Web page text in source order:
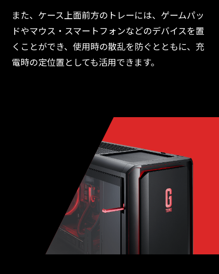
また、ケース上面前方のトレーには、ゲームパッ
ドやマウス・スマートフォンなどのデバイスを置
くことができ、使用時の散乱を防ぐとともに、充
電時の定位置としても活用できます。